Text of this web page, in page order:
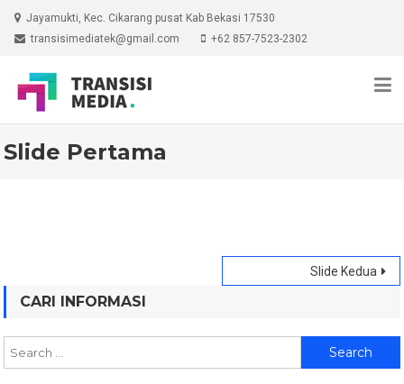
Skip
Jayamukti, Kec. Cikarang pusat Kab Bekasi 17530
transisimediatek@gmail.com
+62 857-7523-2302
Slide Pertama
navigation
Slide Kedua
CARI INFORMASI
Search
for: